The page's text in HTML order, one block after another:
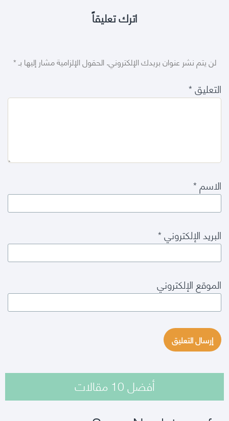
اترك تعليقاً
لن يتم نشر عنوان بريدك الإلكتروني.الحقول الإلزامية مشار إليها بـ*
التعليق*
الاسم*
البريد الإلكتروني*
الموقع الإلكتروني
أفضل 10 مقالات